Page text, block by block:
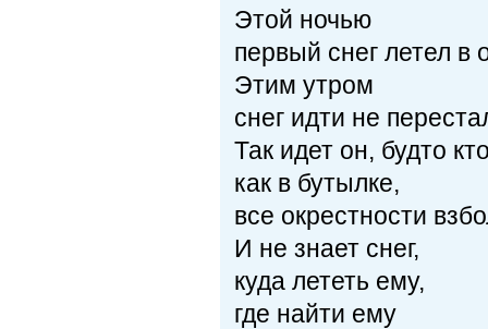
Этой ночью
первый снег летел в
Этим утром
снег идти не
Так идет он, будто
как в бутылке,
все окрестности
И не знает снег,
куда лететь ему,
где найти ему